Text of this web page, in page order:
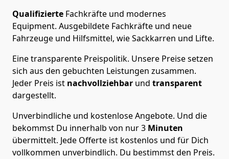
Qualifizierte Fachkräfte und modernes
Equipment. Ausgebildete Fachkräfte und neue
Fahrzeuge und Hilfsmittel, wie Sackkarren und Lifte.
Eine transparente Preispolitik. Unsere Preise setzen
sich aus den gebuchten Leistungen zusammen.
Jeder Preis ist nachvollziehbar und transparent
dargestellt.
Unverbindliche und kostenlose Angebote. Und die
bekommst Du innerhalb von nur3 Minuten
übermittelt. Jede Offerte ist kostenlos und für Dich
vollkommen unverbindlich. Du bestimmst den Preis.